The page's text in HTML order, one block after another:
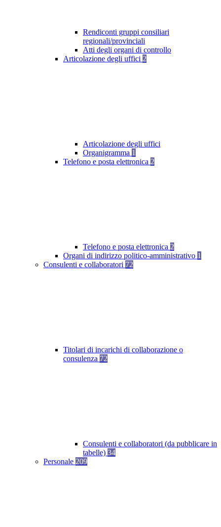
Rendiconti gruppi consiliari
regionali/provinciali
Atti degli organi di controllo
Articolazione degli uffici 2
Articolazione degli uffici
Organigramma 1
Telefono e posta elettronica 2
Telefono e posta elettronica 2
Organi di indirizzo politico-amministrativo 1
Consulenti e collaboratori 72
Titolari di incarichi di collaborazione o
consulenza 72
Consulenti e collaboratori (da pubblicare in
tabelle) 34
Personale 209